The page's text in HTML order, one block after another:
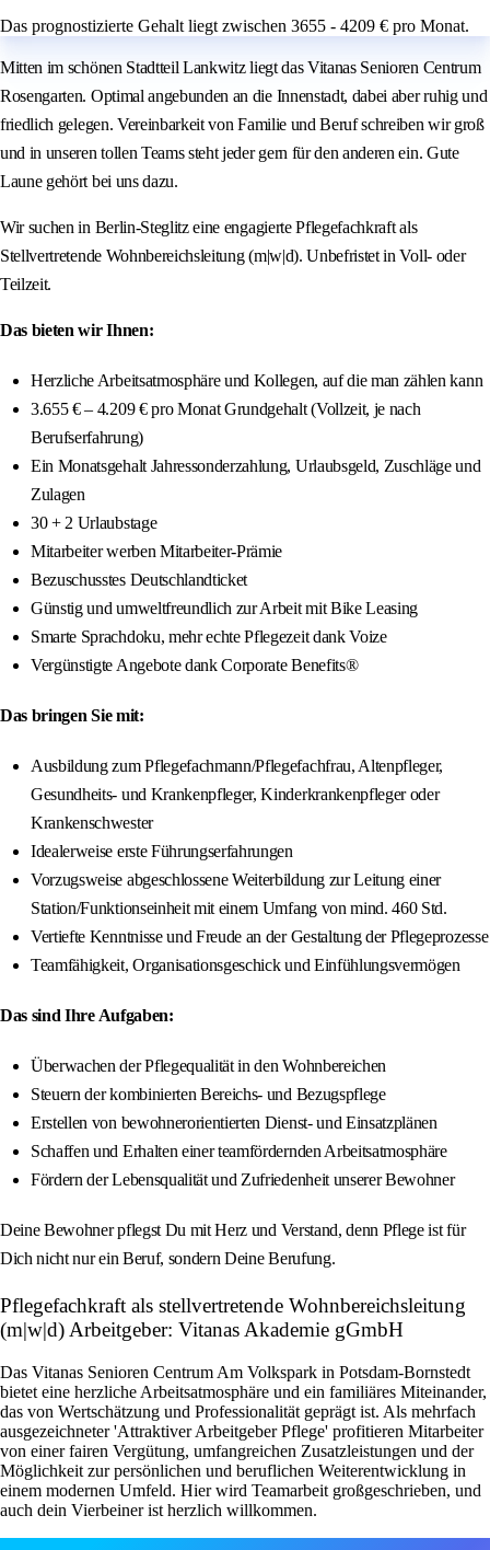
Das prognostizierte Gehalt liegt zwischen 3655 - 4209 € pro Monat.
Mitten im schönen Stadtteil Lankwitz liegt das Vitanas Senioren Centrum
Rosengarten. Optimal angebunden an die Innenstadt, dabei aber ruhig und
friedlich gelegen. Vereinbarkeit von Familie und Beruf schreiben wir groß
und in unseren tollen Teams steht jeder gern für den anderen ein. Gute
Laune gehört bei uns dazu.
Wir suchen in Berlin-Steglitz eine engagierte Pflegefachkraft als
Stellvertretende Wohnbereichsleitung (m|w|d). Unbefristet in Voll- oder
Teilzeit.
Das bieten wir Ihnen:
Herzliche Arbeitsatmosphäre und Kollegen, auf die man zählen kann
3.655 € – 4.209 € pro Monat Grundgehalt (Vollzeit, je nach
Berufserfahrung)
Ein Monatsgehalt Jahressonderzahlung, Urlaubsgeld, Zuschläge und
Zulagen
30 + 2 Urlaubstage
Mitarbeiter werben Mitarbeiter-Prämie
Bezuschusstes Deutschlandticket
Günstig und umweltfreundlich zur Arbeit mit Bike Leasing
Smarte Sprachdoku, mehr echte Pflegezeit dank Voize
Vergünstigte Angebote dank Corporate Benefits®
Das bringen Sie mit:
Ausbildung zum Pflegefachmann/Pflegefachfrau, Altenpfleger,
Gesundheits- und Krankenpfleger, Kinderkrankenpfleger oder
Krankenschwester
Idealerweise erste Führungserfahrungen
Vorzugsweise abgeschlossene Weiterbildung zur Leitung einer
Station/Funktionseinheit mit einem Umfang von mind. 460 Std.
Vertiefte Kenntnisse und Freude an der Gestaltung der Pflegeprozesse
Teamfähigkeit, Organisationsgeschick und Einfühlungsvermögen
Das sind Ihre Aufgaben:
Überwachen der Pflegequalität in den Wohnbereichen
Steuern der kombinierten Bereichs- und Bezugspflege
Erstellen von bewohnerorientierten Dienst- und Einsatzplänen
Schaffen und Erhalten einer teamfördernden Arbeitsatmosphäre
Fördern der Lebensqualität und Zufriedenheit unserer Bewohner
Deine Bewohner pflegst Du mit Herz und Verstand, denn Pflege ist für
Dich nicht nur ein Beruf, sondern Deine Berufung.
Pflegefachkraft als stellvertretende Wohnbereichsleitung
(m|w|d) Arbeitgeber: Vitanas Akademie gGmbH
Das Vitanas Senioren Centrum Am Volkspark in Potsdam-Bornstedt
bietet eine herzliche Arbeitsatmosphäre und ein familiäres Miteinander,
das von Wertschätzung und Professionalität geprägt ist. Als mehrfach
ausgezeichneter 'Attraktiver Arbeitgeber Pflege' profitieren Mitarbeiter
von einer fairen Vergütung, umfangreichen Zusatzleistungen und der
Möglichkeit zur persönlichen und beruflichen Weiterentwicklung in
einem modernen Umfeld. Hier wird Teamarbeit großgeschrieben, und
auch dein Vierbeiner ist herzlich willkommen.